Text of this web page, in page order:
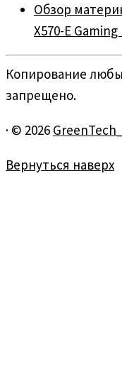
Обзор
X570-E Gaming
Копирование
запрещено.
· © 2026
Вернуться наверх